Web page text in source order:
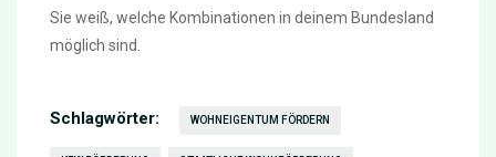
Sie weiß, welche Kombinationen in deinem Bundesland
möglich sind.
Schlagwörter: WOHNEIGENTUM FÖRDERN